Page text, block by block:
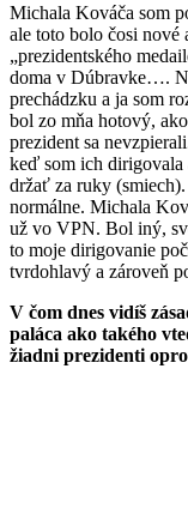
Michala Kováča som
ale toto bolo čosi nové
„prezidentského
doma v Dúbravke….
prechádzku a ja som
bol zo mňa hotový,
prezident sa
keď som ich dirigovala
držať za ruky
normálne. Michala
už vo VPN. Bol iný,
to moje dirigovanie
tvrdohlavý a zároveň
V čom dnes vidíš
paláca ako takého
žiadni prezidenti